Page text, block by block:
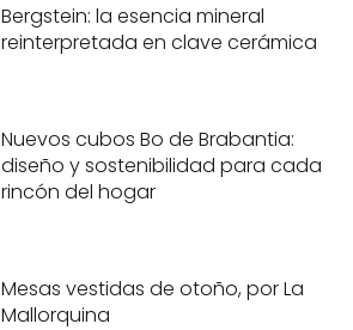
Bergstein: la esencia mineral
reinterpretada en clave cerámica
Nuevos cubos Bo de Brabantia:
diseño y sostenibilidad para cada
rincón del hogar
Mesas vestidas de otoño, por La
Mallorquina